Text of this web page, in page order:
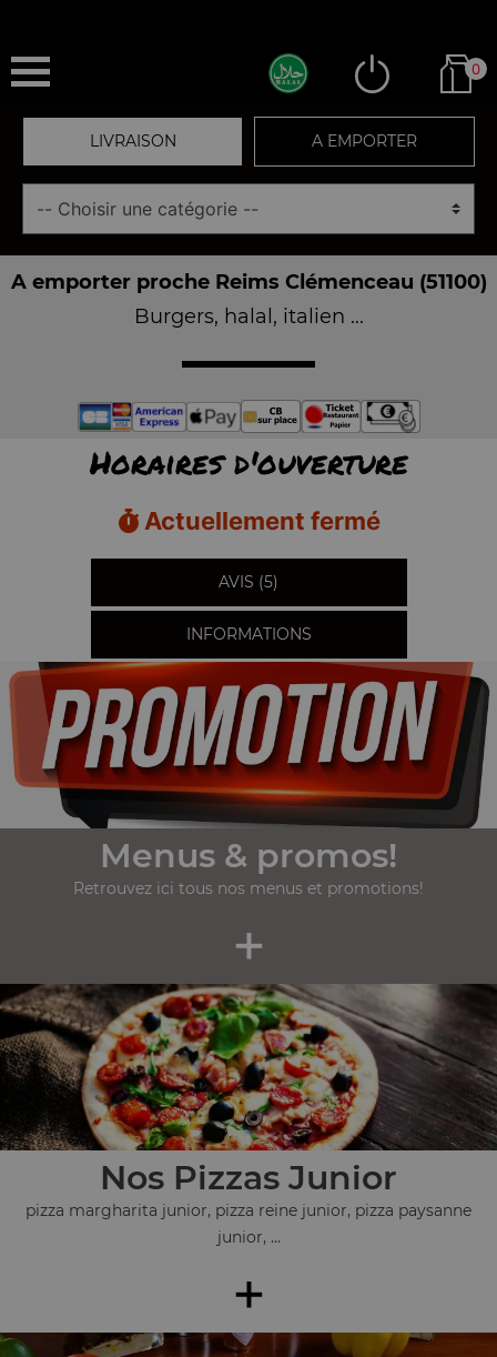
0
LIVRAISON A EMPORTER
A emporter proche Reims Clémenceau (51100)
Burgers, halal, italien ...
Horaires d'ouverture
Actuellement fermé
AVIS (5)
INFORMATIONS
Menus & promos!
Retrouvez ici tous nos menus et promotions!
+
Nos Pizzas Junior
pizza margharita junior, pizza reine junior, pizza paysanne
junior, ...
+